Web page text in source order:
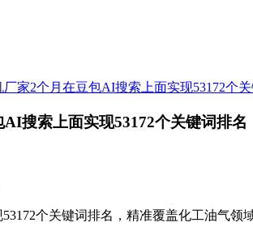
家2个月在豆包AI搜索上面实现53172个
搜索上面实现53172个关键词排名
个关键词排名，精准覆盖化工油气领